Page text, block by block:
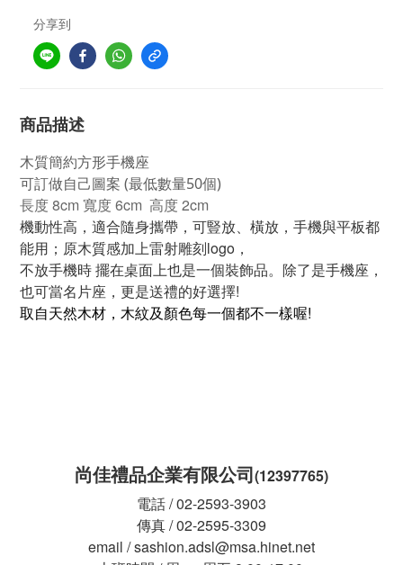
分享到
商品描述
木質簡約方形手機座
可訂做自己圖案 (最低數量50個)
長度 8cm 寬度 6cm 高度 2cm
機動性高，適合隨身攜帶，可豎放、橫放，手機與平板都
能用；原木質感加上雷射雕刻logo，
不放手機時 擺在桌面上也是一個裝飾品。除了是手機座，
也可當名片座，更是送禮的好選擇!
取自天然木材，木紋及顏色每一個都不一樣喔!
尚佳禮品企業有限公司(12397765)
電話 / 02-2593-3903
傳真 / 02-2595-3309
email / sashion.adsl@msa.hinet.net